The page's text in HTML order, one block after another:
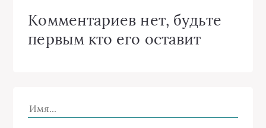
Комментариев нет, будьте
первым кто его оставит